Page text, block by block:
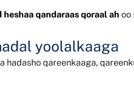
heshaa qandaraas qoraal ah oo
yoolalkaaga
hadasho qareenkaaga,